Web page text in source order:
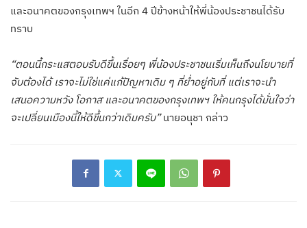
และอนาคตของกรุงเทพฯ ในอีก 4 ปีข้างหน้าให้พี่น้องประชาชนได้รับ
ทราบ
“ตอนนี้กระแสตอบรับดีขึ้นเรื่อยๆ พี่น้องประชาชนเริ่มเห็นถึงนโยบายที่
จับต้องได้ เราจะไม่ใช่แค่แก้ปัญหาเดิม ๆ ที่ย่ำอยู่กับที่ แต่เราจะนำ
เสนอความหวัง โอกาส และอนาคตของกรุงเทพฯ ให้คนกรุงได้มั่นใจว่า
จะเปลี่ยนเมืองนี้ให้ดีขึ้นกว่าเดิมครับ”นายอนุชา กล่าว